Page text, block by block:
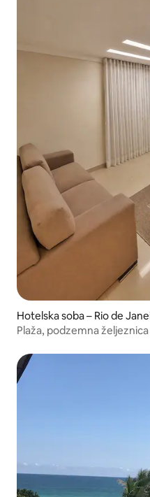
Hotelska soba – Rio de
Plaža, podzemna